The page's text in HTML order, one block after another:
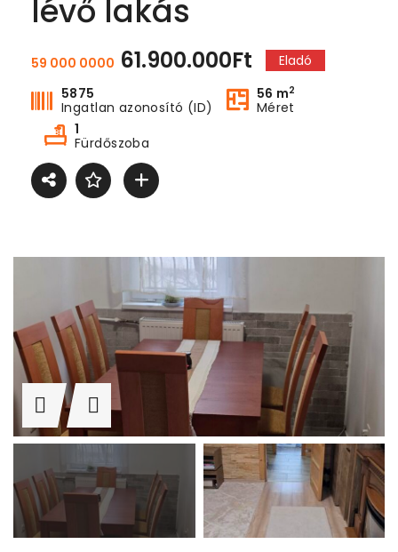
lévő lakás
59 000 0000 61.900.000Ft
Eladó
5875
Ingatlan azonosító (ID)
56 m2
Méret
1
Fürdőszoba
Dunaparti egyedi kialakítású lakás eladó
59.000.000Ft